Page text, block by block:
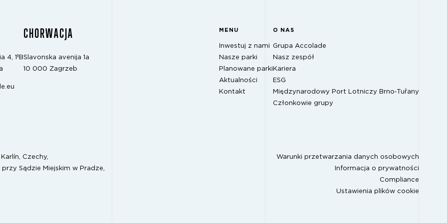
4, 1ºB
CHORWACJA
Slavonska avenija 1a
10 000 Zagrzeb
MENU
Inwestuj z nami
Nasze parki
Planowane parki
Aktualności
Kontakt
O NAS
Grupa Accolade
Nasz zespół
Kariera
ESG
Międzynarodowy Port Lotniczy Brno‑Tuřany
Członkowie grupy
Czechy,
Sądzie Miejskim w Pradze,
Warunki przetwarzania danych osobowych
Informacja o prywatności
Compliance
Ustawienia plików cookie